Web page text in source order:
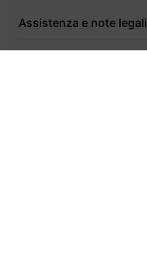
Assistenza e note legali